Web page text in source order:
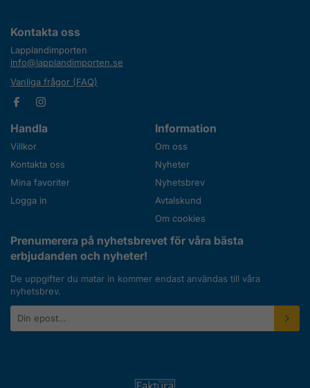
Kontakta oss
Lapplandimporten
info@lapplandimporten.se
Vanliga frågor (FAQ)
Handla
Villkor
Kontakta oss
Mina favoriter
Logga in
Information
Om oss
Nyheter
Nyhetsbrev
Avtalskund
Om cookies
Prenumerera på nyhetsbrevet för våra bästa
erbjudanden och nyheter!
De uppgifter du matar in kommer endast användas till våra
nyhetsbrev.
postadress